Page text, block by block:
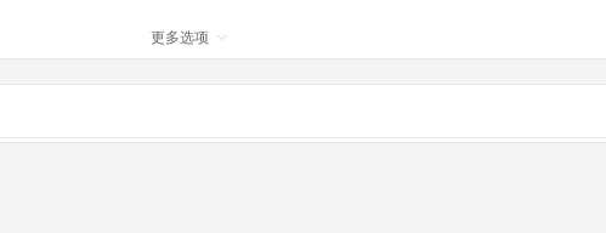
更多选项